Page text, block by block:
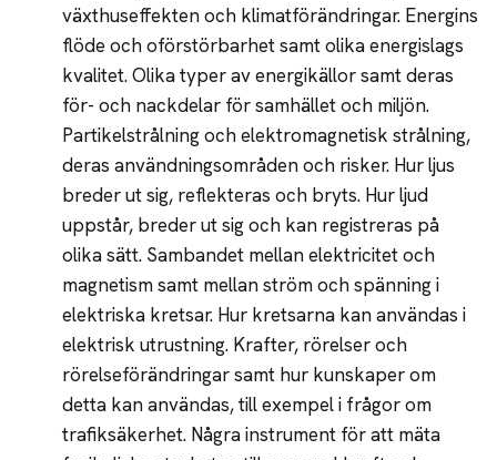
växthuseffekten och klimatförändringar. Energins
flöde och oförstörbarhet samt olika energislags
kvalitet. Olika typer av energikällor samt deras
för- och nackdelar för samhället och miljön.
Partikelstrålning och elektromagnetisk strålning,
deras användningsområden och risker. Hur ljus
breder ut sig, reflekteras och bryts. Hur ljud
uppstår, breder ut sig och kan registreras på
olika sätt. Sambandet mellan elektricitet och
magnetism samt mellan ström och spänning i
elektriska kretsar. Hur kretsarna kan användas i
elektrisk utrustning. Krafter, rörelser och
rörelseförändringar samt hur kunskaper om
detta kan användas, till exempel i frågor om
trafiksäkerhet. Några instrument för att mäta